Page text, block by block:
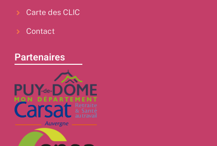
Carte des CLIC
Contact
Partenaires